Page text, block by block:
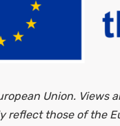
Union. Views
reflect those of the